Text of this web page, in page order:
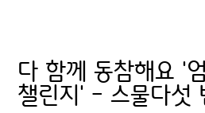
다 함께 동참해요 '
챌린지' - 스물다섯